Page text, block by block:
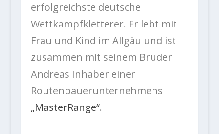
erfolgreichste deutsche
Wettkampfkletterer. Er lebt mit
Frau und Kind im Allgäu und ist
zusammen mit seinem Bruder
Andreas Inhaber einer
Routenbauerunternehmens
„MasterRange“.